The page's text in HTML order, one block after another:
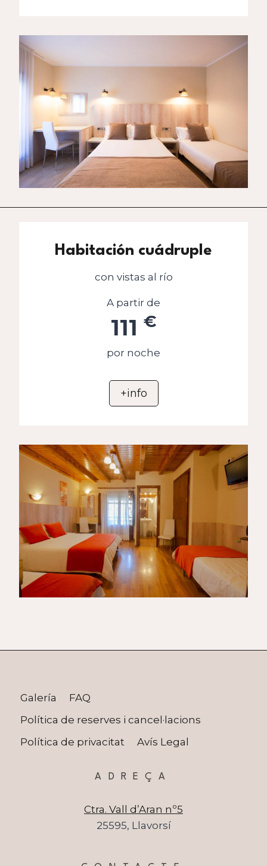
Habitación cuádruple
con vistas al río
A partir de
111 €
por noche
+info
Galería
FAQ
Política de reserves i cancel·lacions
Política de privacitat
Avís Legal
ADREÇA
Ctra. Vall d’Aran nº5
25595, Llavorsí